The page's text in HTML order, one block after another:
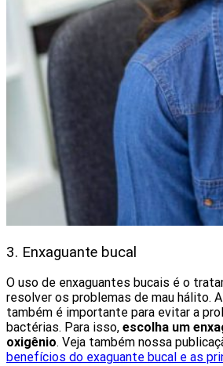
3. Enxaguante bucal
O uso de enxaguantes bucais é o
resolver os problemas de mau hálito.
também é importante para evitar a
bactérias. Para isso, escolha um
oxigênio. Veja também nossa
benefícios do exaguante bucal e as